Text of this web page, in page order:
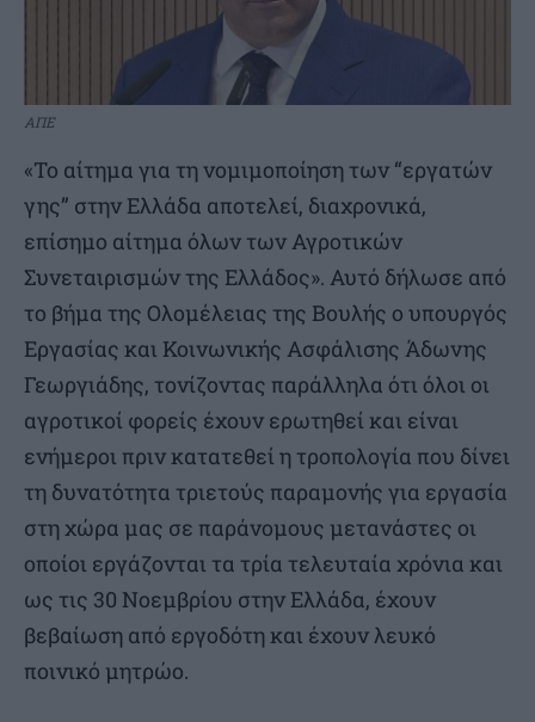
ΑΠΕ
«Το αίτημα για τη νομιμοποίηση των “εργατών
γης” στην Ελλάδα αποτελεί, διαχρονικά,
επίσημο αίτημα όλων των Αγροτικών
Συνεταιρισμών της Ελλάδος». Αυτό δήλωσε από
το βήμα της Ολομέλειας της Βουλής ο υπουργός
Εργασίας και Κοινωνικής Ασφάλισης Άδωνης
Γεωργιάδης, τονίζοντας παράλληλα ότι όλοι οι
αγροτικοί φορείς έχουν ερωτηθεί και είναι
ενήμεροι πριν κατατεθεί η τροπολογία που δίνει
τη δυνατότητα τριετούς παραμονής για εργασία
στη χώρα μας σε παράνομους μετανάστες οι
οποίοι εργάζονται τα τρία τελευταία χρόνια και
ως τις 30 Νοεμβρίου στην Ελλάδα, έχουν
βεβαίωση από εργοδότη και έχουν λευκό
ποινικό μητρώο.